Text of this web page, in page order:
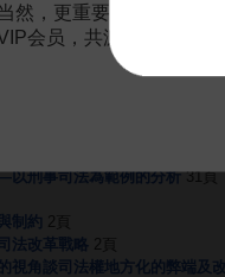
完善，需要補充新內容或修改錯
司法獨立
司法獨立
以刑事司法為範例的分析 31頁
制約
2頁
法改革戰略
2頁
視角談司法權地方化的弊端及
然，更重要的是长期以
会员，共渡难关，共同